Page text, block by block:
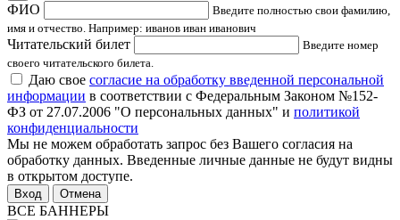
ФИО
Введите полностью свои фамилию,
имя и отчество. Например: иванов иван иванович
Читательский билет
Введите номер
своего читательского билета.
Даю свое согласие на обработку введенной персональной
информации в соответствии с Федеральным Законом №152-
ФЗ от 27.07.2006 "О персональных данных" и политикой
конфиденциальности
Мы не можем обработать запрос без Вашего согласия на
обработку данных. Введенные личные данные не будут видны
в открытом доступе.
Отмена
ВСЕ БАННЕРЫ